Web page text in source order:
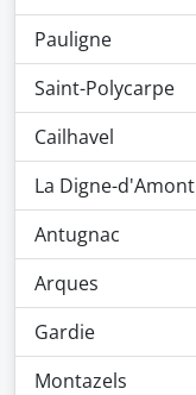
Pauligne
Saint-Polycarpe
Cailhavel
La Digne-d'Amont
Antugnac
Arques
Gardie
Montazels